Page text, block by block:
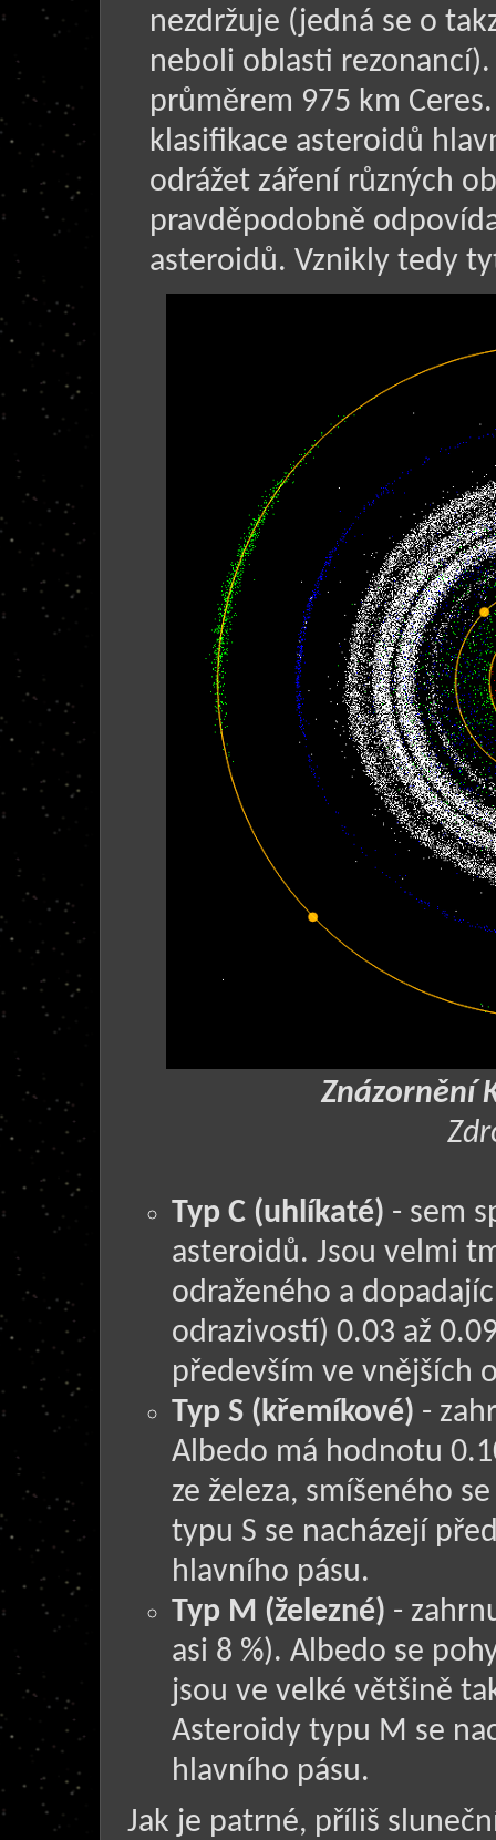
nezdržuje (jedná se o
neboli oblasti
průměrem 975 km
klasifikace asteroidů
odrážet záření různých
pravděpodobně
asteroidů. Vznikly tedy
Znázornění
Typ C (uhlíkaté) - sem
asteroidů. Jsou velmi
odraženého a
odrazivostí) 0.03 až
především ve vnějších
Typ S (křemíkové) -
Albedo má hodnotu
ze železa, smíšeného
typu S se nacházejí
hlavního pásu.
Typ M (železné) -
asi 8 %). Albedo se
jsou ve velké většině
Asteroidy typu M se
hlavního pásu.
Jak je patrné, příliš